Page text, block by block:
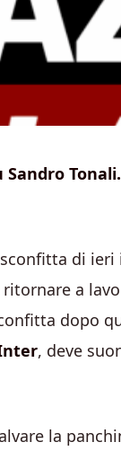
di
ritornare a
dopo
, deve
la